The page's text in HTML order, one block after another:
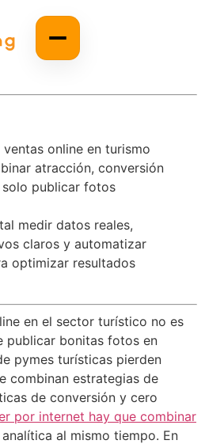
ventas online en turismo
atracción, conversión
solo publicar fotos
medir datos reales,
claros y automatizar
optimizar resultados
en el sector turístico no es
publicar bonitas fotos en
pymes turísticas pierden
combinan estrategias de
de conversión y cero
por internet hay que combinar
al mismo tiempo. En